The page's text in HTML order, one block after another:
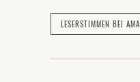
LESERSTIMMEN BEI